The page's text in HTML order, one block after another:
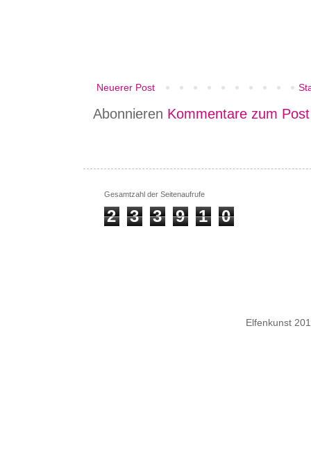
Neuerer Post
Abonnieren Kommentare zum
Gesamtzahl der Seitenaufrufe
2 3 3 9 1 0
Elfenkunst